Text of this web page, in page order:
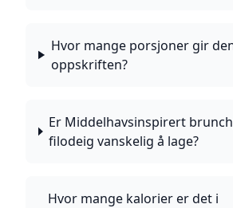
Hvor mange porsjoner gir
oppskriften?
Er Middelhavsinspirert
filodeig vanskelig å lage?
Hvor mange kalorier er det i